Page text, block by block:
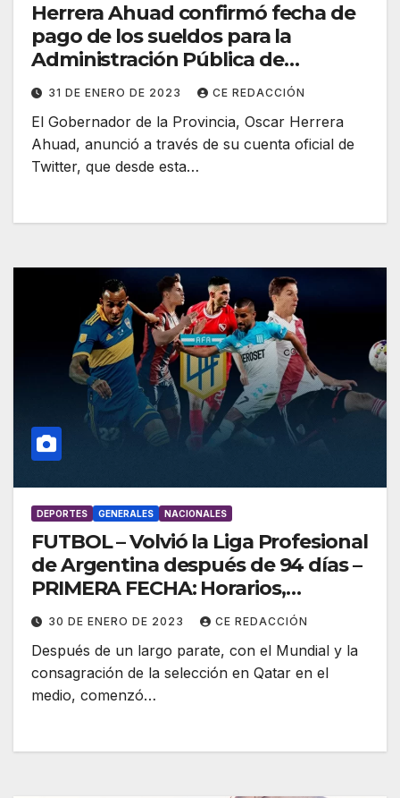
Herrera Ahuad confirmó fecha de
pago de los sueldos para la
Administración Pública de
Misiones
31 DE ENERO DE 2023 CE REDACCIÓN
El Gobernador de la Provincia, Oscar Herrera
Ahuad, anunció a través de su cuenta oficial de
Twitter, que desde esta…
DEPORTES GENERALES NACIONALES
FUTBOL – Volvió la Liga Profesional
de Argentina después de 94 días –
PRIMERA FECHA: Horarios,
resultados, estadísticas
30 DE ENERO DE 2023 CE REDACCIÓN
Después de un largo parate, con el Mundial y la
consagración de la selección en Qatar en el
medio, comenzó…